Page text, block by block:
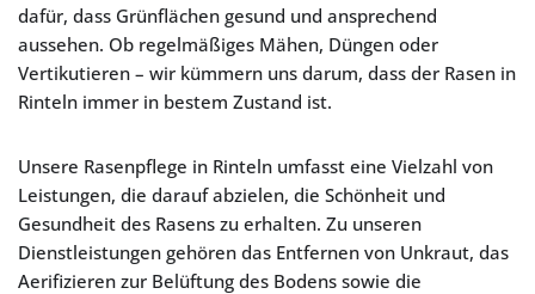
dafür, dass Grünflächen gesund und ansprechend
aussehen. Ob regelmäßiges Mähen, Düngen oder
Vertikutieren – wir kümmern uns darum, dass der Rasen in
Rinteln immer in bestem Zustand ist.
Unsere Rasenpflege in Rinteln umfasst eine Vielzahl von
Leistungen, die darauf abzielen, die Schönheit und
Gesundheit des Rasens zu erhalten. Zu unseren
Dienstleistungen gehören das Entfernen von Unkraut, das
Aerifizieren zur Belüftung des Bodens sowie die